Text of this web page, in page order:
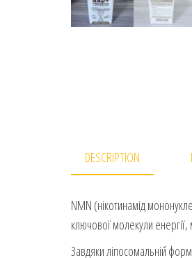
DESCRIPTION
NMN (нікотинамід
ключової молекули енергії,
Завдяки ліпосомальній